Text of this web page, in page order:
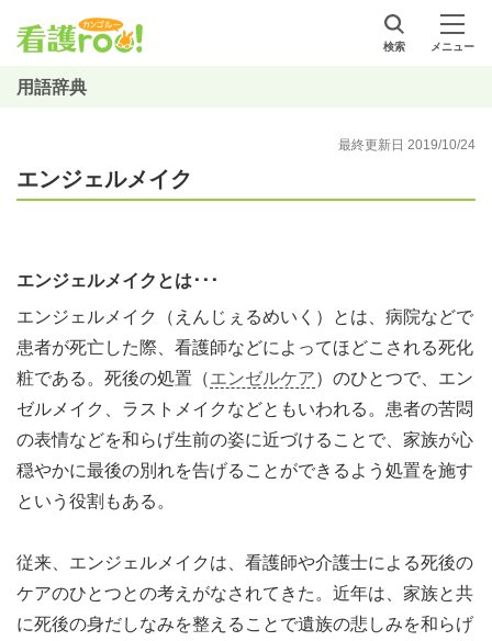
検索 メニュー
用語辞典
最終更新日 2019/10/24
エンジェルメイク
エンジェルメイクとは･･･
エンジェルメイク（えんじぇるめいく）とは、病院などで
患者が死亡した際、看護師などによってほどこされる死化
粧である。死後の処置（エンゼルケア）のひとつで、エン
ゼルメイク、ラストメイクなどともいわれる。患者の苦悶
の表情などを和らげ生前の姿に近づけることで、家族が心
穏やかに最後の別れを告げることができるよう処置を施す
という役割もある。
従来、エンジェルメイクは、看護師や介護士による死後の
ケアのひとつとの考えがなされてきた。近年は、家族と共
に死後の身だしなみを整えることで遺族の悲しみを和らげ